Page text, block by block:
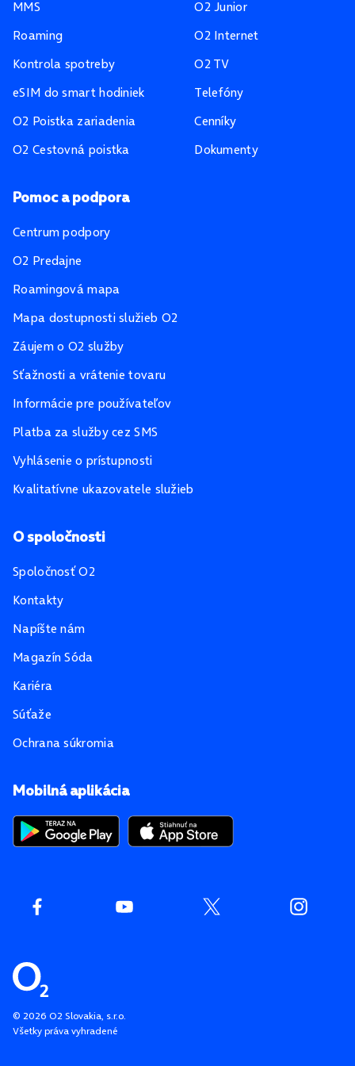
© 2026 O2 Slovakia, s.r.o.
Všetky práva vyhradené
Mobilná aplikácia
MMS
Roaming
Kontrola spotreby
eSIM do smart hodiniek
O2 Poistka zariadenia
O2 Cestovná poistka
O2 Junior
O2 Internet
O2 TV
Telefóny
Cenníky
Dokumenty
Pomoc a podpora
Centrum podpory
O2 Predajne
Roamingová mapa
Mapa dostupnosti služieb O2
Záujem o O2 služby
Sťažnosti a vrátenie tovaru
Informácie pre používateľov
Platba za služby cez SMS
Vyhlásenie o prístupnosti
Kvalitatívne ukazovatele služieb
O spoločnosti
Spoločnosť O2
Kontakty
Napíšte nám
Magazín Sóda
Kariéra
Súťaže
Ochrana súkromia